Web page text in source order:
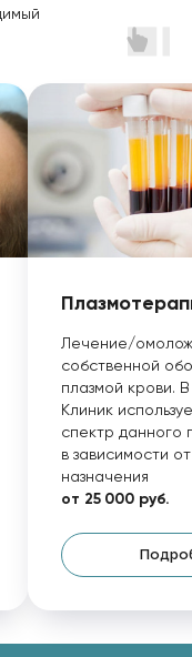
Лечение/
собственной
плазмой крови.
Клиник
спектр данного
в зависимости
назначения
от 25 000 руб.